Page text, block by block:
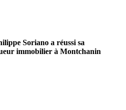
Soriano a réussi sa
immobilier à Montchanin